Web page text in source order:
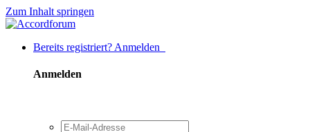
Zum Inhalt springen
Bereits registriert? Anmelden
Anmelden